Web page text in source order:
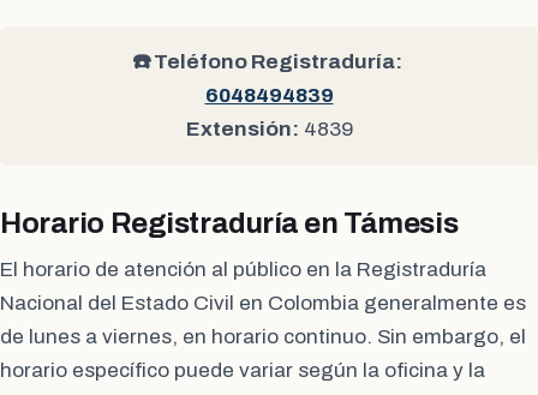
☎️ Teléfono Registraduría:
6048494839
Extensión: 4839
Horario Registraduría en Támesis
El horario de atención al público en la Registraduría
Nacional del Estado Civil en Colombia generalmente es
de lunes a viernes, en horario continuo. Sin embargo, el
horario específico puede variar según la oficina y la